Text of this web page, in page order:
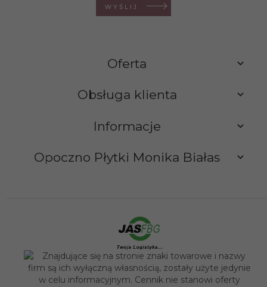
WYŚLIJ
Oferta
Obsługa klienta
Informacje
Opoczno Płytki Monika Białas
sklep@opocznoplytki.pl